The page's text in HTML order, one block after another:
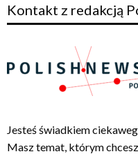
Kontakt z redakcją
Jesteś świadkiem
Masz temat, którym